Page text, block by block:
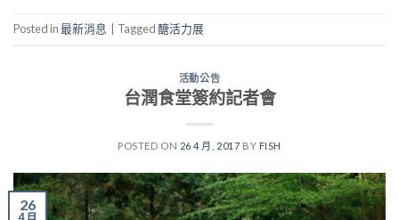
Posted in最新消息 Tagged醣活力展
活動公告
台潤食堂簽約記者會
POSTED ON 26 4 月, 2017 BY FISH
26
4 月